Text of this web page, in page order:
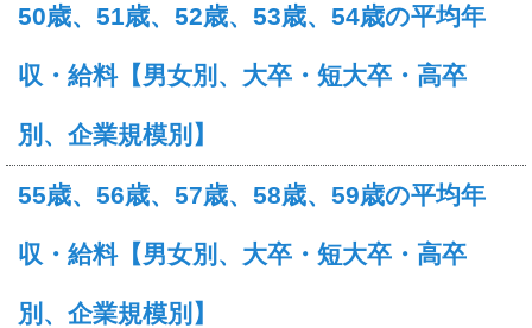
50歳、51歳、52歳、53歳、54歳の平均年
収・給料【男女別、大卒・短大卒・高卒
別、企業規模別】
55歳、56歳、57歳、58歳、59歳の平均年
収・給料【男女別、大卒・短大卒・高卒
別、企業規模別】